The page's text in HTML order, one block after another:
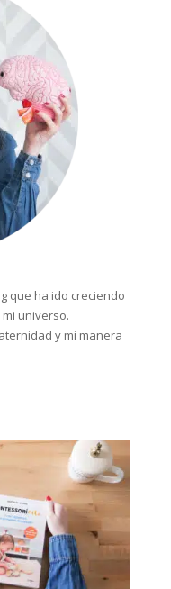
que ha ido creciendo
universo.
y mi manera